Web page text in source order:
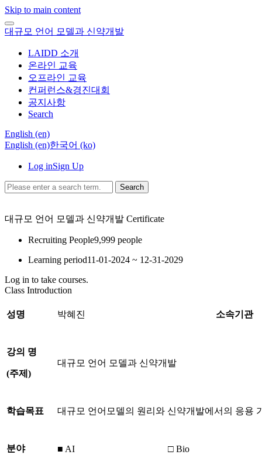
Skip to main content
대규모 언어 모델과 신약개발
LAIDD 소개
온라인 교육
오프라인 교육
컨퍼런스&경진대회
공지사항
Search
English ‎(en)‎
English ‎(en)‎한국어 ‎(ko)‎
Log inSign Up
Search
대규모 언어 모델과 신약개발 Certificate
Recruiting People9,999 people
Learning period11-01-2024 ~ 12-31-2029
Log in to take courses.
Class Introduction
성명 박혜진 소속기관
강의 명
(주제 )
대규모 언어 모델과 신약개발
학습목표 대규모 언어모델의 원리와 신약개발에서의 응용
분야 ■ AI □ Bio